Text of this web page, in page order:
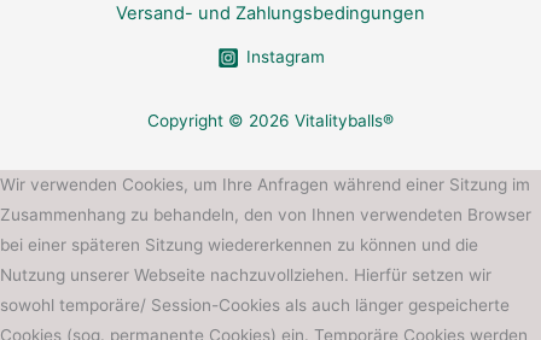
Versand- und Zahlungsbedingungen
Instagram
Copyright © 2026 Vitalityballs®
Wir verwenden Cookies, um Ihre Anfragen während einer Sitzung im
Zusammenhang zu behandeln, den von Ihnen verwendeten Browser
bei einer späteren Sitzung wiedererkennen zu können und die
Nutzung unserer Webseite nachzuvollziehen. Hierfür setzen wir
sowohl temporäre/ Session-Cookies als auch länger gespeicherte
Cookies (sog. permanente Cookies) ein. Temporäre Cookies werden